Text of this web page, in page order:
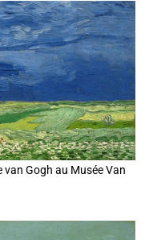
van Gogh au Musée Van